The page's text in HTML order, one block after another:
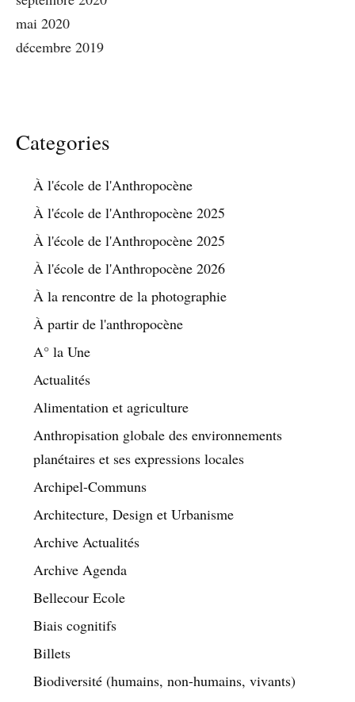
mai 2020
décembre 2019
Categories
À l'école de l'Anthropocène
À l'école de l'Anthropocène 2025
À l'école de l'Anthropocène 2025
À l'école de l'Anthropocène 2026
À la rencontre de la photographie
À partir de l'anthropocène
A° la Une
Actualités
Alimentation et agriculture
Anthropisation globale des environnements
planétaires et ses expressions locales
Archipel-Communs
Architecture, Design et Urbanisme
Archive Actualités
Archive Agenda
Bellecour Ecole
Biais cognitifs
Billets
Biodiversité (humains, non-humains, vivants)